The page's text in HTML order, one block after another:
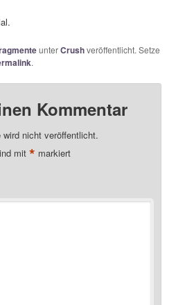
unterCrushveröffentlicht. Setze
.
Kommentar
nicht veröffentlicht.
mit* markiert